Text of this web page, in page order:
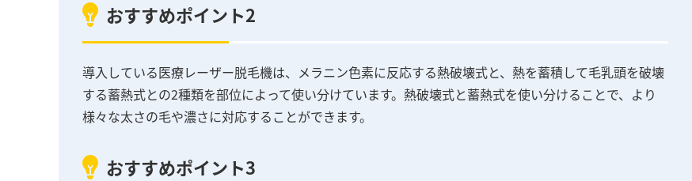
おすすめポイント2
導入している医療レーザー脱毛機は、メラニン色素に反応する熱破壊式と、熱を蓄積して毛乳頭を破壊
する蓄熱式との2種類を部位によって使い分けています。熱破壊式と蓄熱式を使い分けることで、より
様々な太さの毛や濃さに対応することができます。
おすすめポイント3